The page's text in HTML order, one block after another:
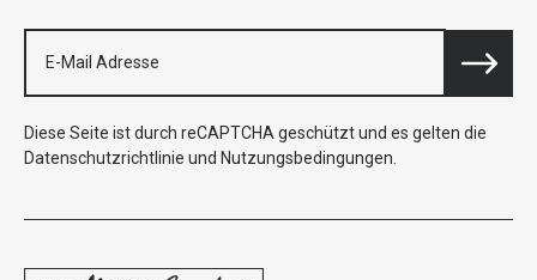
Diese Seite ist durch reCAPTCHA geschützt und es gelten die
Datenschutzrichtlinie und Nutzungsbedingungen